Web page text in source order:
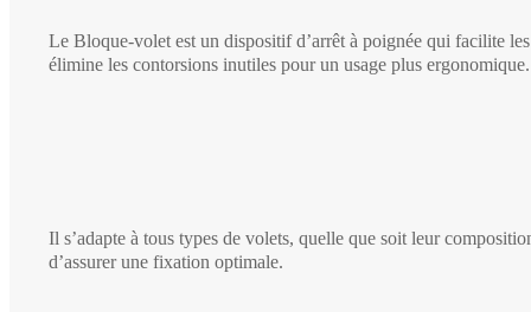
Le Bloque-volet est un dispositif d’arrêt à poignée qui facilite
élimine les contorsions inutiles pour un usage plus ergonomique.
Il s’adapte à tous types de volets, quelle que soit leur
d’assurer une fixation optimale.